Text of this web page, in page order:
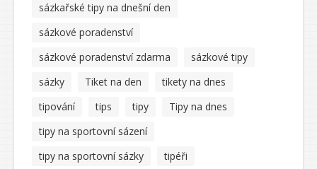
sázkařské tipy na dnešní den
sázkové poradenství
sázkové poradenství zdarma
sázkové tipy
sázky
Tiket na den
tikety na dnes
tipování
tips tipy
Tipy na dnes
tipy na sportovní sázení
tipy na sportovní sázky
tipéři